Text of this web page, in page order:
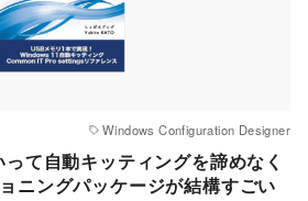
Windows Configuration Designer
て自動キッティングを諦めなく
ニングパッケージが結構すごい